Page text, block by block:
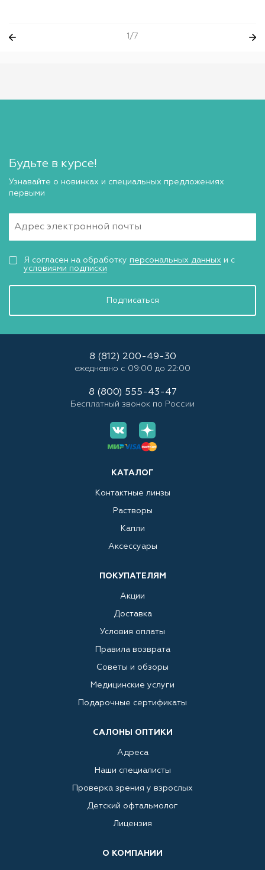
1/7
Будьте в курсе!
Узнавайте о новинках и специальных предложениях
первыми
Подписаться
Я согласен на обработку персональных данных и с
условиями подписки
КАТАЛОГ
Контактные линзы
Растворы
Капли
Аксессуары
ПОКУПАТЕЛЯМ
Акции
Доставка
Условия оплаты
Правила возврата
Советы и обзоры
Медицинские услуги
Подарочные сертификаты
САЛОНЫ ОПТИКИ
Адреса
Наши специалисты
Проверка зрения у взрослых
Детский офтальмолог
Лицензия
О КОМПАНИИ
8 (812) 200-49-30
ежедневно с 09:00 до 22:00
8 (800) 555-43-47
Бесплатный звонок по России